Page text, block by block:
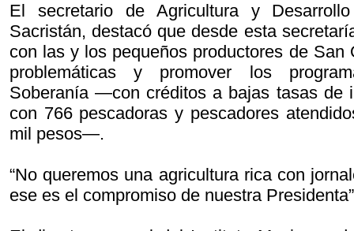
El secretario de Agricultura y
Sacristán, destacó que desde esta
con las y los pequeños productores de San
problemáticas y promover los
Soberanía —con créditos a bajas tasas
con 766 pescadoras y pescadores
mil pesos—.
“No queremos una agricultura rica con
ese es el compromiso de nuestra